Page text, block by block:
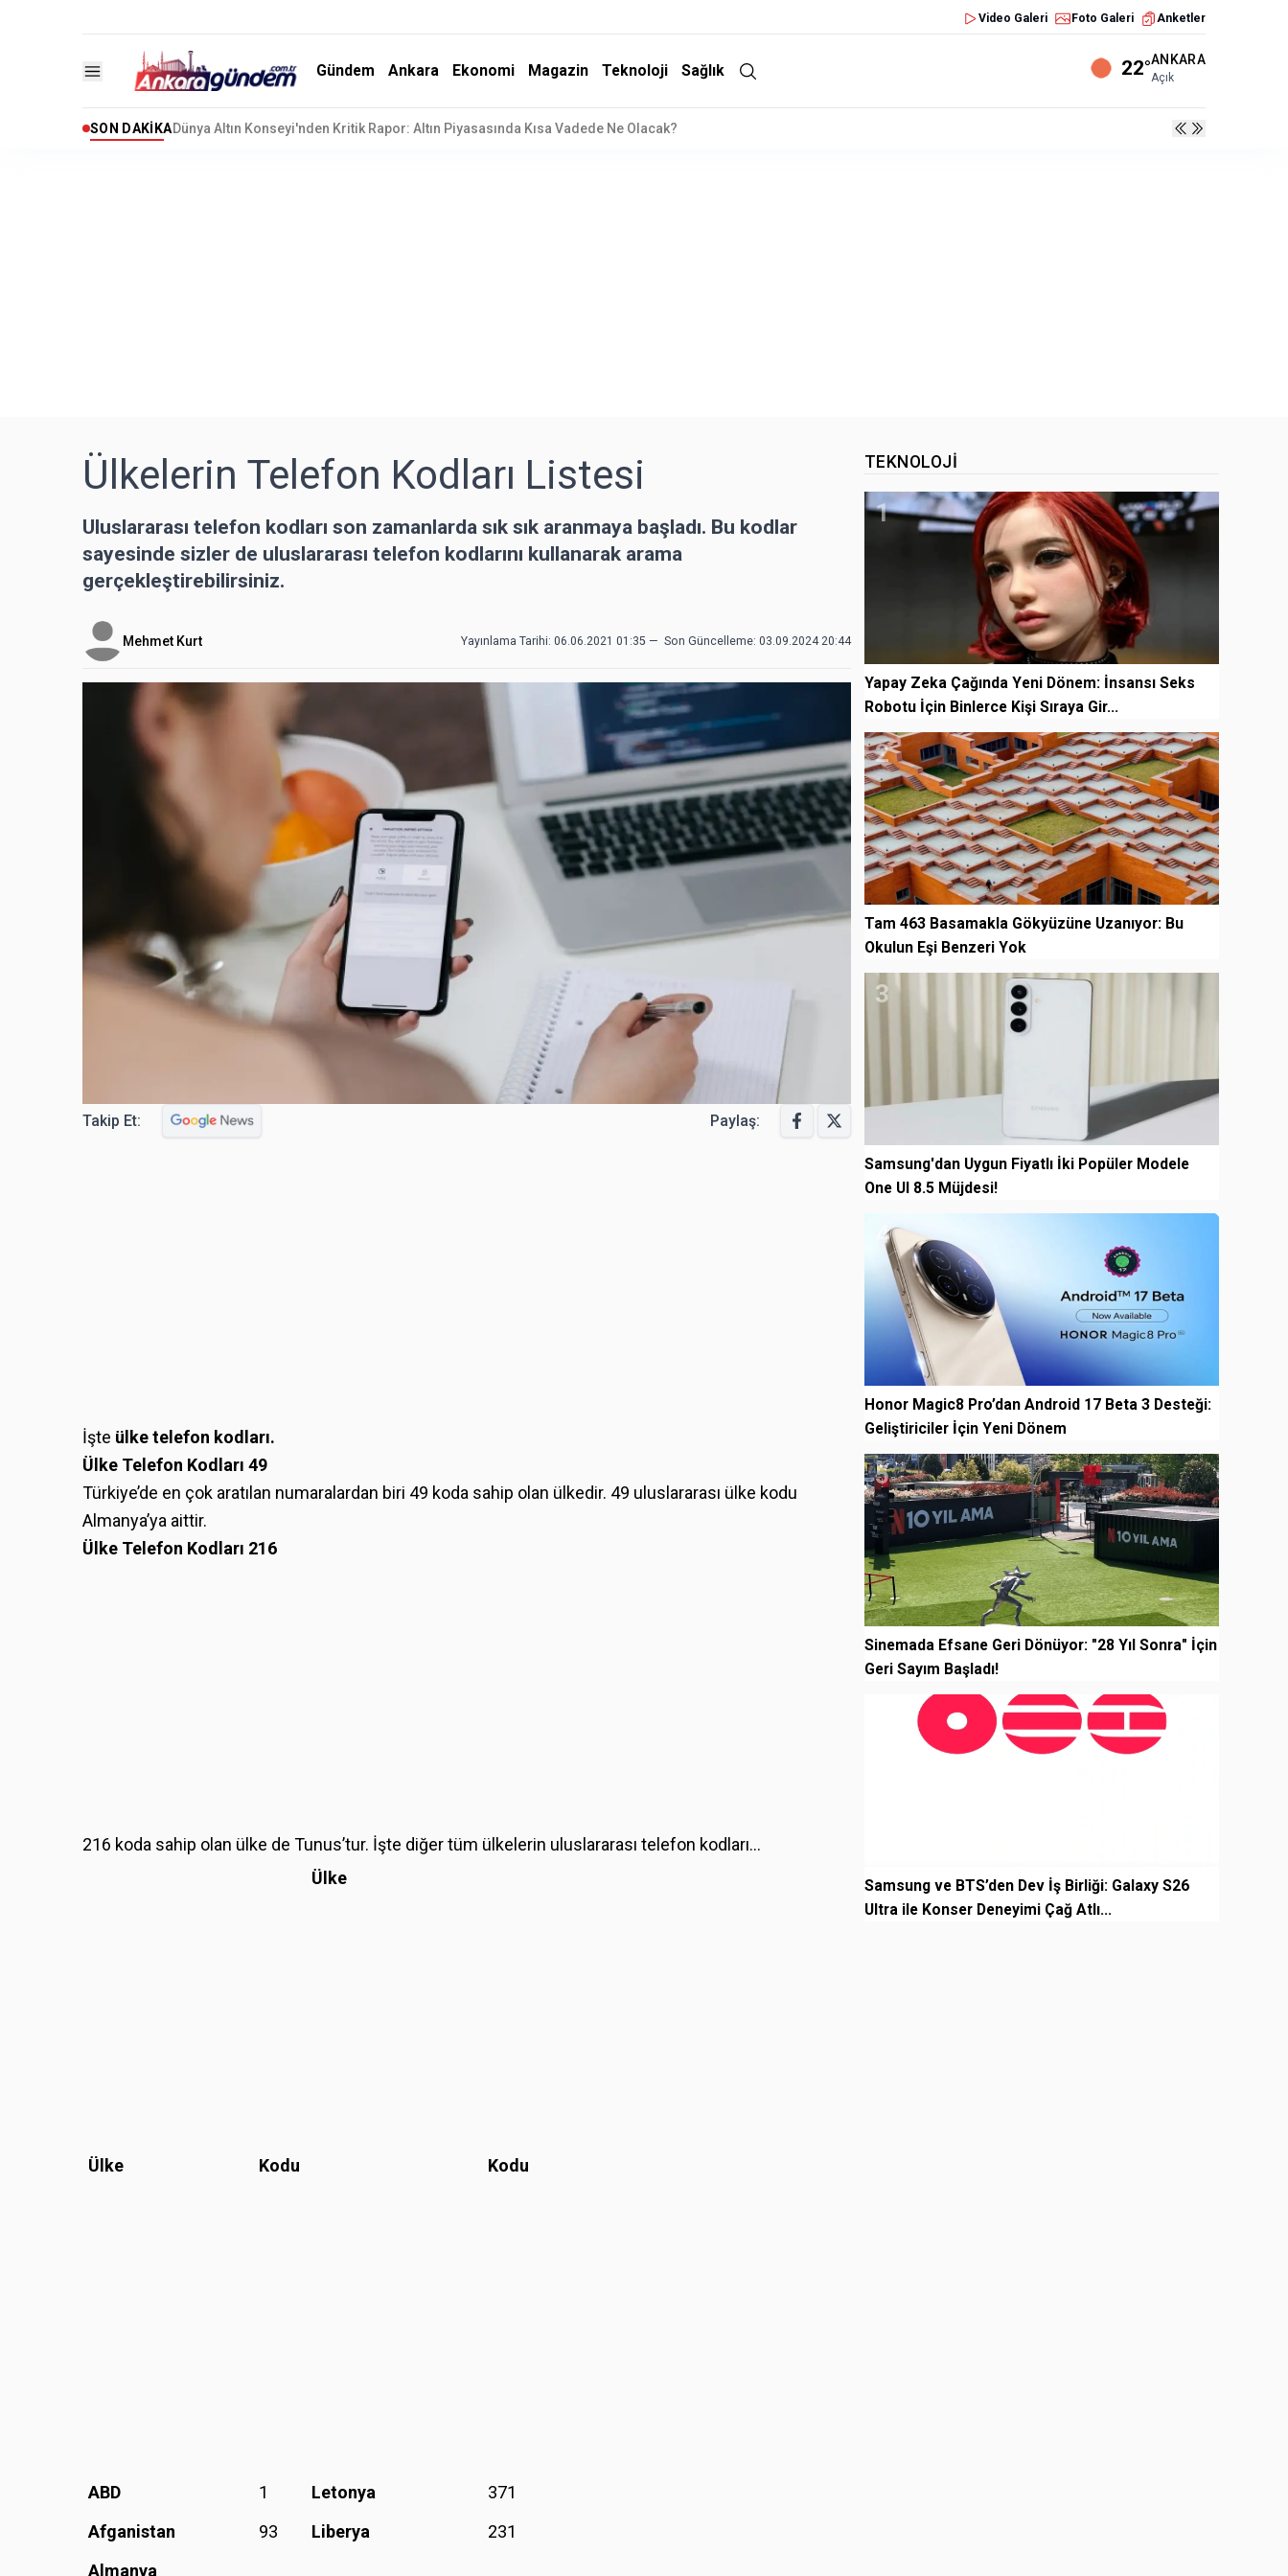
Video Galeri Foto Galeri Anketler
Gündem Ankara Ekonomi Magazin Teknoloji Sağlık 22°ANKARA
Açık
SON DAKIKAKuşadası Belediyesi’ne Rüşvet ve İrtikap Operasyonu: 15 Gözaltı
Ülkelerin Telefon Kodları Listesi
Uluslararası telefon kodları son zamanlarda sık sık aranmaya başladı. Bu kodlar
sayesinde sizler de uluslararası telefon kodlarını kullanarak arama
gerçekleştirebilirsiniz.
Mehmet Kurt Yayınlama Tarihi: 06.06.2021 01:35 — Son Güncelleme: 03.09.2024 20:44
Takip Et: Paylaş:
İşte ülke telefon kodları.
Ülke Telefon Kodları 49
Türkiye’de en çok aratılan numaralardan biri 49 koda sahip olan ülkedir. 49 uluslararası ülke kodu
Almanya’ya aittir.
Ülke Telefon Kodları 216
216 koda sahip olan ülke de Tunus’tur. İşte diğer tüm ülkelerin uluslararası telefon kodları…
Ülke Kodu
Ülke
Kodu
ABD 1 Letonya
371
Afganistan
93 Liberya
231
Almanya
TEKNOLOJI
1
Yapay Zeka Çağında Yeni Dönem: İnsansı Seks
Robotu İçin Binlerce Kişi Sıraya Gir...
2
Tam 463 Basamakla Gökyüzüne Uzanıyor: Bu
Okulun Eşi Benzeri Yok
3
Samsung'dan Uygun Fiyatlı İki Popüler Modele
One UI 8.5 Müjdesi!
4
Honor Magic8 Pro’dan Android 17 Beta 3 Desteği:
Geliştiriciler İçin Yeni Dönem
5
Sinemada Efsane Geri Dönüyor: "28 Yıl Sonra" İçin
Geri Sayım Başladı!
Samsung ve BTS’den Dev İş Birliği: Galaxy S26
Ultra ile Konser Deneyimi Çağ Atlı...